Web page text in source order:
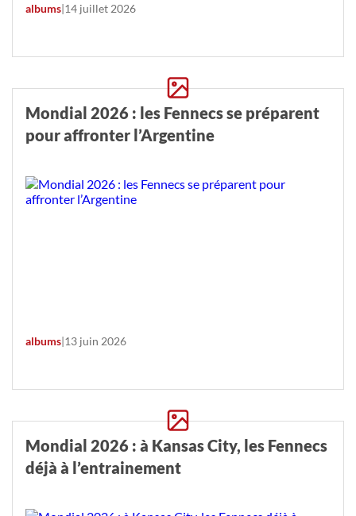
albums|14 juillet 2026
Mondial 2026 : les Fennecs se préparent
pour affronter l’Argentine
albums|13 juin 2026
Mondial 2026 : à Kansas City, les Fennecs
déjà à l’entrainement